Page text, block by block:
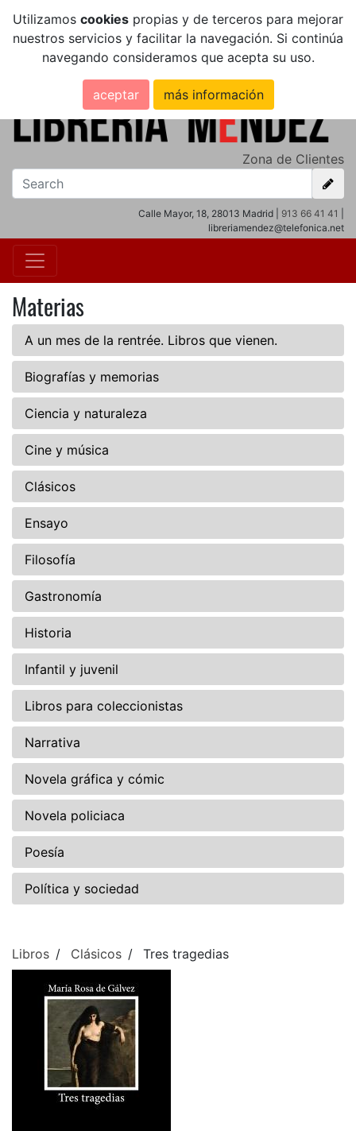
Utilizamos cookies propias y de terceros para mejorar
nuestros servicios y facilitar la navegación. Si continúa
navegando consideramos que acepta su uso.
aceptar más información
Zona de Clientes
Calle Mayor, 18, 28013 Madrid | 913 66 41 41
libreriamendez@telefonica.net
Materias
A un mes de la rentrée. Libros que vienen.
Biografías y memorias
Ciencia y naturaleza
Cine y música
Clásicos
Ensayo
Filosofía
Gastronomía
Historia
Infantil y juvenil
Libros para coleccionistas
Narrativa
Novela gráfica y cómic
Novela policiaca
Poesía
Política y sociedad
Libros Clásicos Tres tragedias